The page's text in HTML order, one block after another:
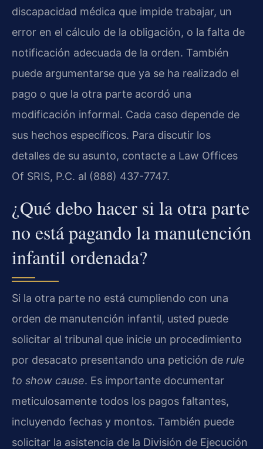
discapacidad médica que impide trabajar, un
error en el cálculo de la obligación, o la falta de
notificación adecuada de la orden. También
puede argumentarse que ya se ha realizado el
pago o que la otra parte acordó una
modificación informal. Cada caso depende de
sus hechos específicos. Para discutir los
detalles de su asunto, contacte a Law Offices
Of SRIS, P.C. al (888) 437-7747.
¿Qué debo hacer si la otra parte
no está pagando la manutención
infantil ordenada?
Si la otra parte no está cumpliendo con una
orden de manutención infantil, usted puede
solicitar al tribunal que inicie un procedimiento
por desacato presentando una petición de rule
to show cause. Es importante documentar
meticulosamente todos los pagos faltantes,
incluyendo fechas y montos. También puede
solicitar la asistencia de la División de Ejecución